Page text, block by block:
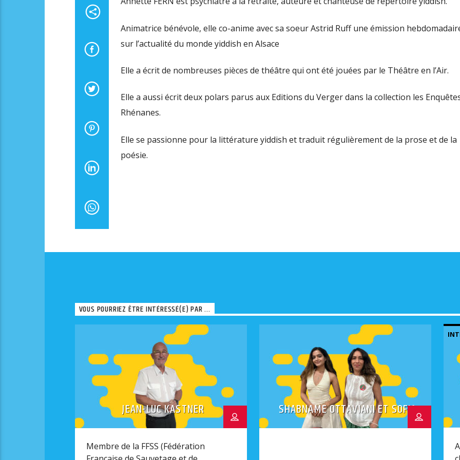
Animatrice bénévole, elle co-anime avec sa soeur Astrid Ruff une émission
sur l’actualité du monde yiddish en Alsace
Elle a écrit de nombreuses pièces de théâtre qui ont été jouées par le Théâtre en l’Air.
Elle a aussi écrit deux polars parus aux Editions du Verger dans la collection les
Rhénanes.
Elle se passionne pour la littérature yiddish et traduit régulièrement de la prose et de la
poésie.
VOUS POURRIEZ ÊTRE INTÉRESSÉ(E) PAR ...
JEAN-LUC KASTNER
Membre de la FFSS (Fédération
SHABNAME OTTAVIANI ET SOFIA
RAHMANI